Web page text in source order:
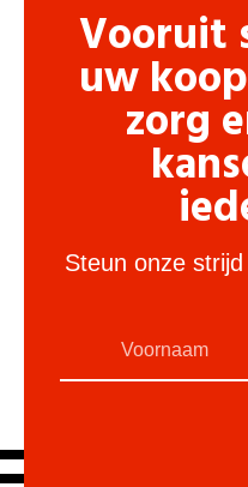
Vooruit
uw
zorg
Steun onze